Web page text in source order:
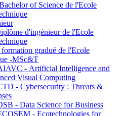
of Science de l'Ecole
d'ingénieur de l'Ecole
gradué de l'Ecole
-MSc&T
- Artificial Intelligence and
Visual Computing
- Cybersecurity : Threats &
- Data Science for Business
- Ecotechnologies for